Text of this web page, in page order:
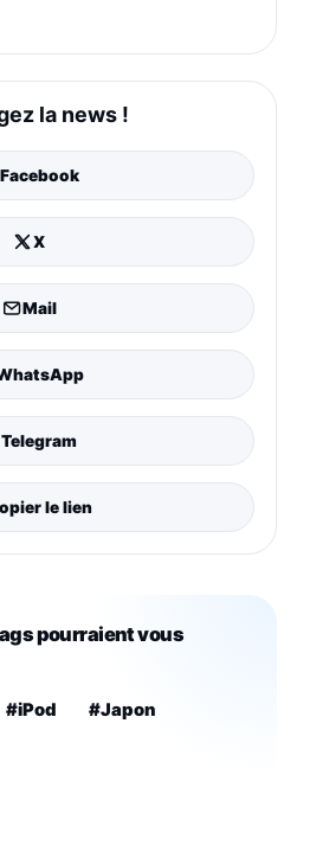
la news !
Facebook
X
Mail
Telegram
le lien
pourraient vous
#iPod #Japon